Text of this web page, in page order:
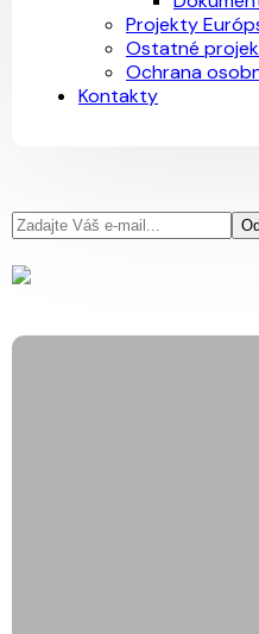
Projekty
Ostatné
Ochrana
Kontakty